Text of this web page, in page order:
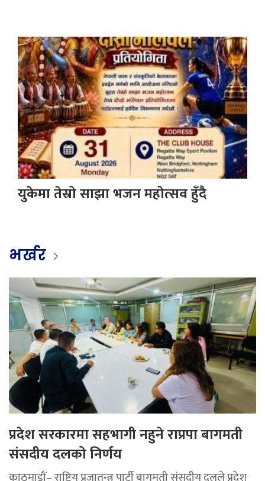
युकेमा तेस्रो साझा भजन महोत्सव हुँदै
भर्खर
प्रदेश सरकारमा सहभागी नहुने राप्रपा बागमती
संसदीय दलको निर्णय